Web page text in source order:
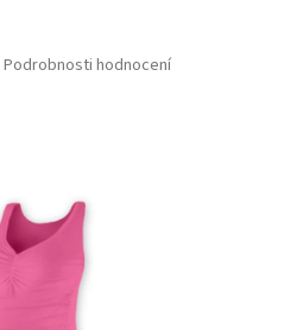
Podrobnosti hodnocení